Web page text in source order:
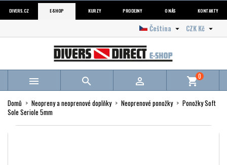
DIVERS.CZ E-SHOP KURZY PRODEJNY O NÁS KONTAKTY
CZK Kč 
Čeština 
   shopping_cart0
Domů Neopreny a neoprenové doplňky Neoprenové ponožky
Ponožky Soft
Sole Seriole 5mm